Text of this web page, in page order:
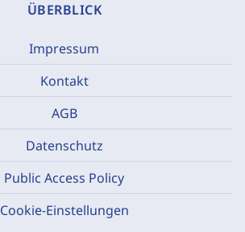
ÜBERBLICK
Impressum
Kontakt
AGB
Datenschutz
Public Access Policy
Cookie-Einstellungen